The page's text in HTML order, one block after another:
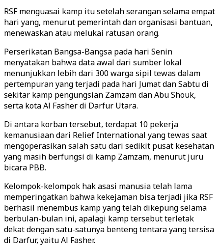
RSF menguasai kamp itu setelah serangan selama empat
hari yang, menurut pemerintah dan organisasi bantuan,
menewaskan atau melukai ratusan orang.
Perserikatan Bangsa-Bangsa pada hari Senin
menyatakan bahwa data awal dari sumber lokal
menunjukkan lebih dari 300 warga sipil tewas dalam
pertempuran yang terjadi pada hari Jumat dan Sabtu di
sekitar kamp pengungsian Zamzam dan Abu Shouk,
serta kota Al Fasher di Darfur Utara.
Di antara korban tersebut, terdapat 10 pekerja
kemanusiaan dari Relief International yang tewas saat
mengoperasikan salah satu dari sedikit pusat kesehatan
yang masih berfungsi di kamp Zamzam, menurut juru
bicara PBB.
Kelompok-kelompok hak asasi manusia telah lama
memperingatkan bahwa kekejaman bisa terjadi jika RSF
berhasil menembus kamp yang telah dikepung selama
berbulan-bulan ini, apalagi kamp tersebut terletak
dekat dengan satu-satunya benteng tentara yang tersisa
di Darfur, yaitu Al Fasher.